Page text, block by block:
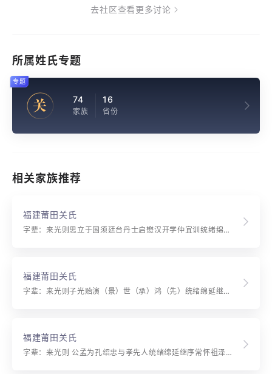
去社区查看更多讨论
所属姓氏专题
关 74
家族
16
省份
专题
相关家族推荐
福建莆田关氏
字辈：来光则思立于国须廷台丹士启懋汉开学仲宜训统绪绵延继序常怀祖泽规模远大承家用迪前光
福建莆田关氏
字辈：来光则子光贻演（景）世（承）鸿（先）统绪绵延继序常怀祖泽规模远大承家用迪前光
福建莆田关氏
字辈：来光则 公孟为孔绍忠与孝先人统绪绵延继序常怀祖泽规模远大承家用迪前光